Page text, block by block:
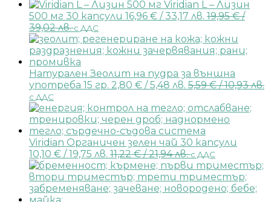
Viridian L – Лизин
500 мг 30 капсули 16,96 € / 33,17 лв. 19,95€/
39,02 лв.с ДДС
Натурален Зеолит на пудра за външна
употреба 15 гр. 2,80 € / 5,48 лв. 5,59€/ 10,93 лв.
с ДДС
Viridian Органичен зелен чай 30 капсули
10,10 € / 19,75 лв. 11,22€/ 21,94 лв.с ДДС